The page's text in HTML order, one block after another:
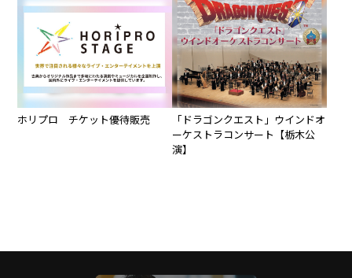
ホリプロ チケット優待販売
「ドラゴンクエスト」ウインドオ
ーケストラコンサート【栃木公
演】